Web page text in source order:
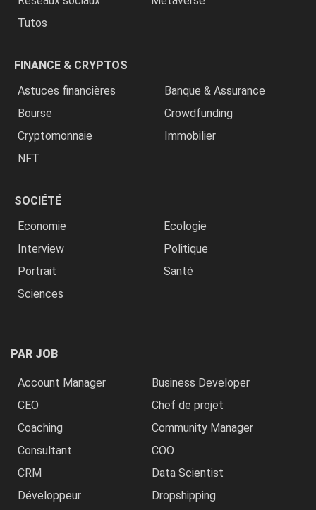
Tutos
FINANCE & CRYPTOS
Astuces financières
Banque & Assurance
Bourse
Crowdfunding
Cryptomonnaie
Immobilier
NFT
SOCIÉTÉ
Economie
Ecologie
Interview
Politique
Portrait
Santé
Sciences
PAR JOB
Account Manager
Business Developer
CEO
Chef de projet
Coaching
Community Manager
Consultant
COO
CRM
Data Scientist
Développeur
Dropshipping